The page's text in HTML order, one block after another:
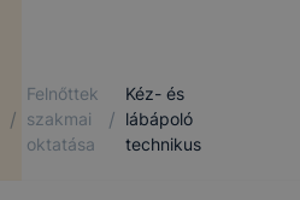
/
Felnőttek
szakmai
oktatása
/
Kéz- és
lábápoló
technikus